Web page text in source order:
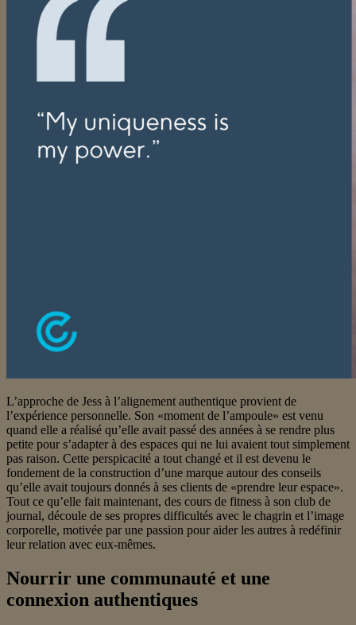
L’approche de Jess à l’alignement authentique provient de
l’expérience personnelle. Son «moment de l’ampoule» est venu
quand elle a réalisé qu’elle avait passé des années à se rendre plus
petite pour s’adapter à des espaces qui ne lui avaient tout simplement
pas raison. Cette perspicacité a tout changé et il est devenu le
fondement de la construction d’une marque autour des conseils
qu’elle avait toujours donnés à ses clients de «prendre leur espace».
Tout ce qu’elle fait maintenant, des cours de fitness à son club de
journal, découle de ses propres difficultés avec le chagrin et l’image
corporelle, motivée par une passion pour aider les autres à redéfinir
leur relation avec eux-mêmes.
Nourrir une communauté et une
connexion authentiques